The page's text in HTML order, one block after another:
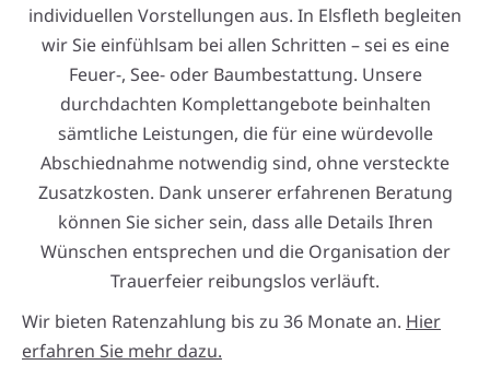
individuellen Vorstellungen aus. In Elsfleth begleiten
wir Sie einfühlsam bei allen Schritten – sei es eine
Feuer-, See- oder Baumbestattung. Unsere
durchdachten Komplettangebote beinhalten
sämtliche Leistungen, die für eine würdevolle
Abschiednahme notwendig sind, ohne versteckte
Zusatzkosten. Dank unserer erfahrenen Beratung
können Sie sicher sein, dass alle Details Ihren
Wünschen entsprechen und die Organisation der
Trauerfeier reibungslos verläuft.
Wir bieten Ratenzahlung bis zu 36 Monate an. Hier
erfahren Sie mehr dazu.